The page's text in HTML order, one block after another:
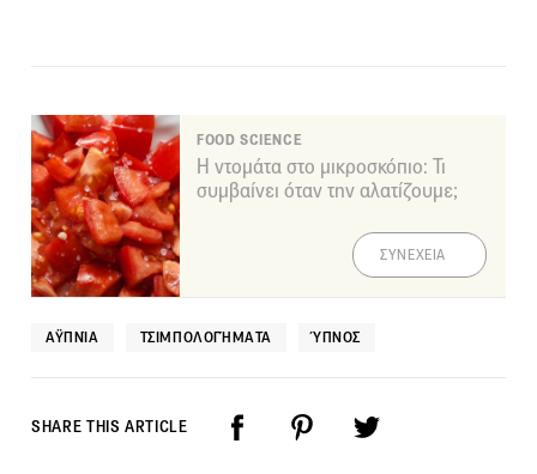
FOOD SCIENCE
Η ντομάτα στο μικροσκόπιο: Τι
συμβαίνει όταν την αλατίζουμε;
ΣΥΝΕΧΕΙΑ
ΑΫΠΝΊΑ ΤΣΙΜΠΟΛΟΓΉΜΑΤΑ ΎΠΝΟΣ
SHARE THIS ARTICLE